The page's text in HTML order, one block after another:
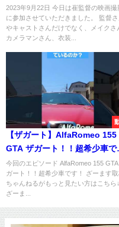
2023年9月22日 今日は崔監督の映画撮
に参加させていただきました。 監督さ
やキャストさんだけでなく、メイクさ
カメラマンさん、衣装...
【ザガート】AlfaRomeo 155
GTA ザガート！！超希少車で
す！
今回のエピソード AlfaRomeo 155
ガート！！超希少車です！ ざーます
ちゃんねるがもっと見たい方はこちら
ざーま...